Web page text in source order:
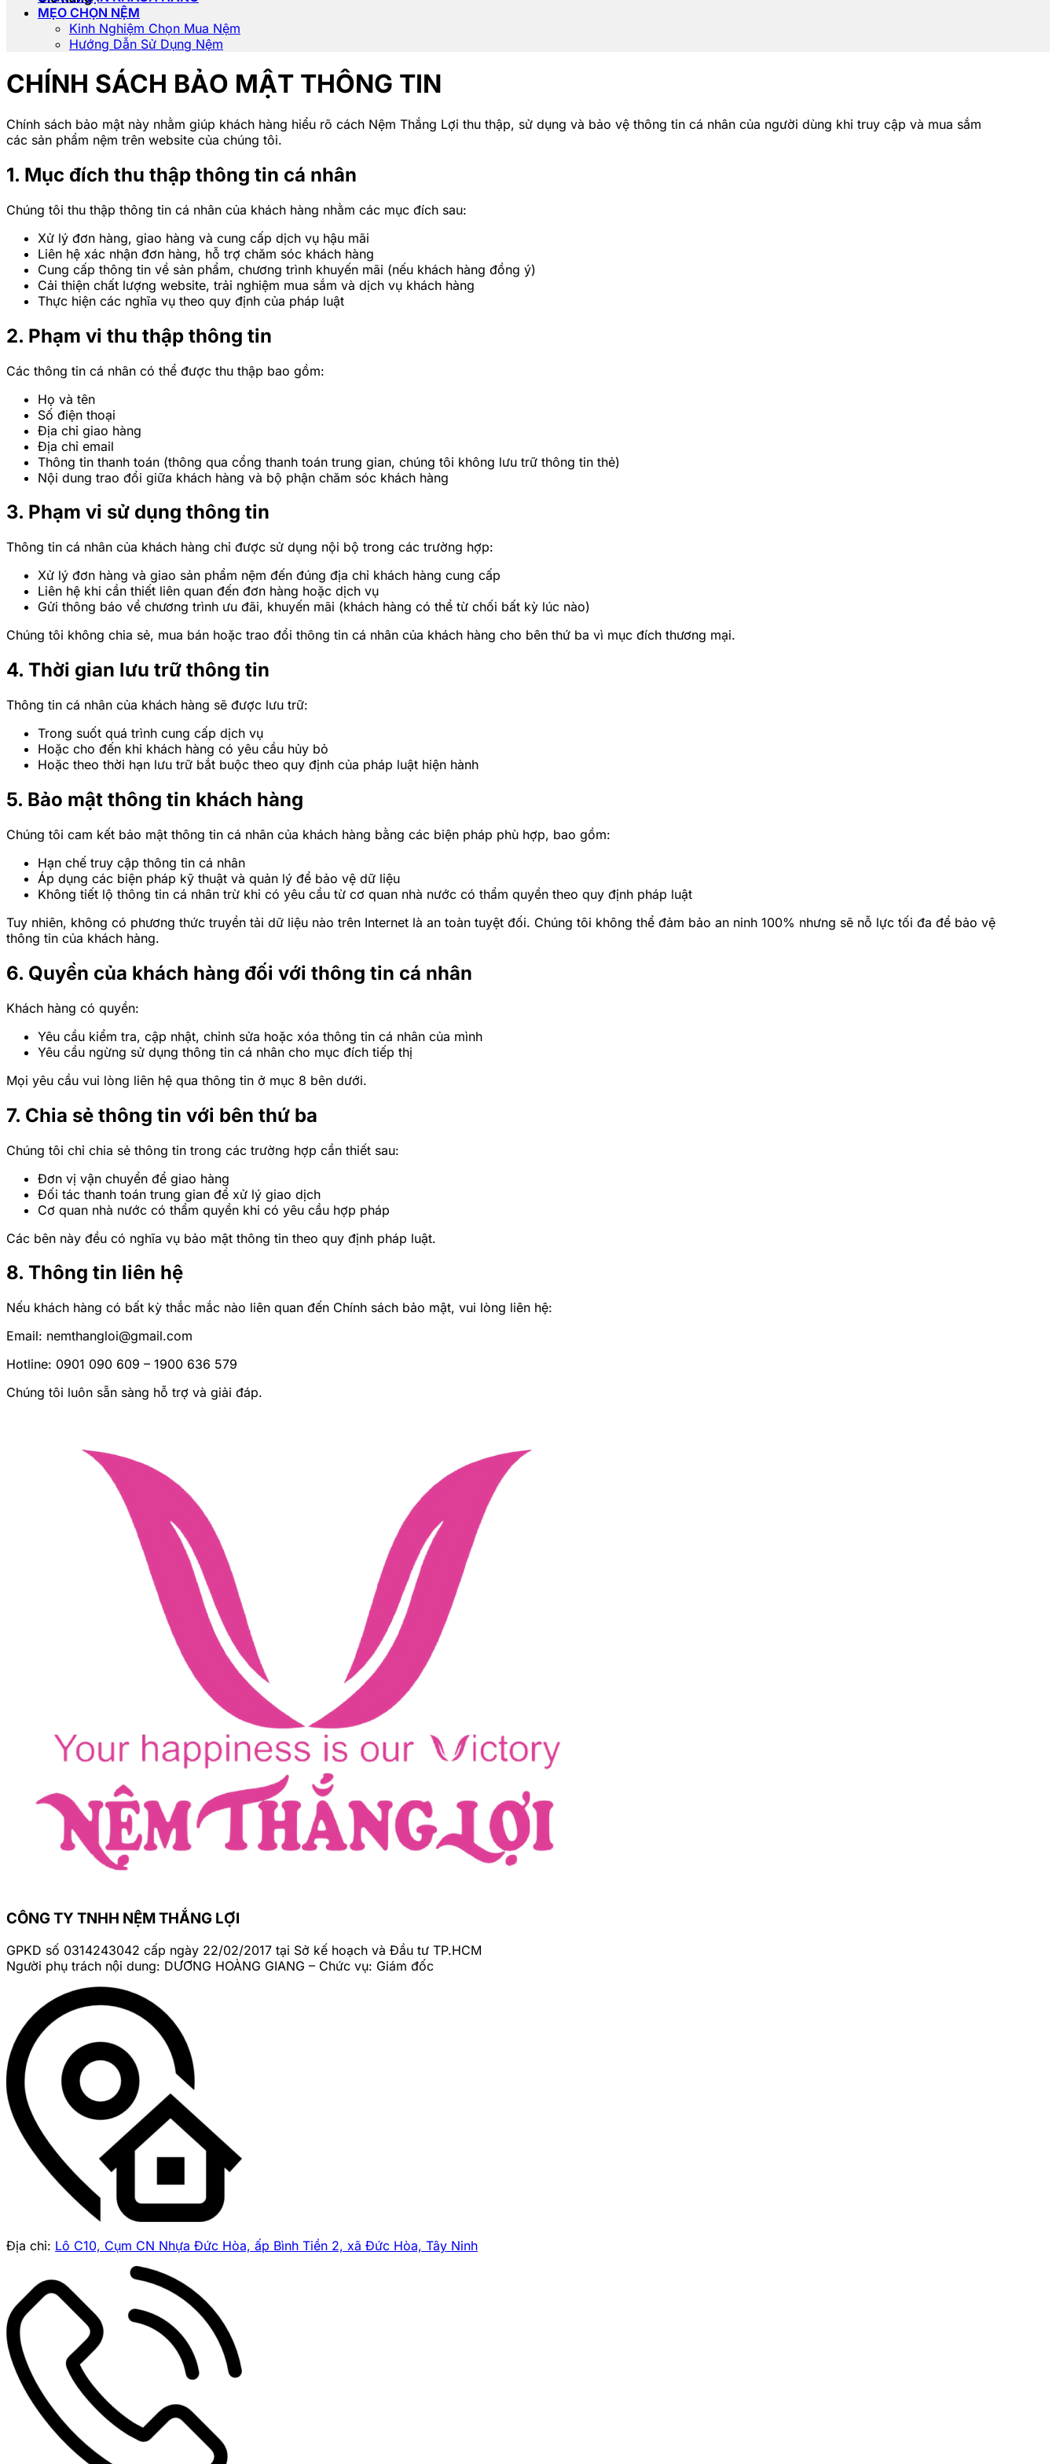
MẸO CHỌN NỆM
Kinh Nghiệm Chọn Mua Nệm
Hướng Dẫn Sử Dụng Nệm
CHÍNH SÁCH BẢO MẬT THÔNG TIN
Chính sách bảo mật này nhằm giúp khách hàng hiểu rõ cách Nệm Thắng Lợi thu thập, sử dụng và bảo vệ thông tin cá nhân của người dùng khi truy cập và mua sắm
các sản phẩm nệm trên website của chúng tôi.
1. Mục đích thu thập thông tin cá nhân
Chúng tôi thu thập thông tin cá nhân của khách hàng nhằm các mục đích sau:
Xử lý đơn hàng, giao hàng và cung cấp dịch vụ hậu mãi
Liên hệ xác nhận đơn hàng, hỗ trợ chăm sóc khách hàng
Cung cấp thông tin về sản phẩm, chương trình khuyến mãi (nếu khách hàng đồng ý)
Cải thiện chất lượng website, trải nghiệm mua sắm và dịch vụ khách hàng
Thực hiện các nghĩa vụ theo quy định của pháp luật
2. Phạm vi thu thập thông tin
Các thông tin cá nhân có thể được thu thập bao gồm:
Họ và tên
Số điện thoại
Địa chỉ giao hàng
Địa chỉ email
Thông tin thanh toán (thông qua cổng thanh toán trung gian, chúng tôi không lưu trữ thông tin thẻ)
Nội dung trao đổi giữa khách hàng và bộ phận chăm sóc khách hàng
3. Phạm vi sử dụng thông tin
Thông tin cá nhân của khách hàng chỉ được sử dụng nội bộ trong các trường hợp:
Xử lý đơn hàng và giao sản phẩm nệm đến đúng địa chỉ khách hàng cung cấp
Liên hệ khi cần thiết liên quan đến đơn hàng hoặc dịch vụ
Gửi thông báo về chương trình ưu đãi, khuyến mãi (khách hàng có thể từ chối bất kỳ lúc nào)
Chúng tôi không chia sẻ, mua bán hoặc trao đổi thông tin cá nhân của khách hàng cho bên thứ ba vì mục đích thương mại.
4. Thời gian lưu trữ thông tin
Thông tin cá nhân của khách hàng sẽ được lưu trữ:
Trong suốt quá trình cung cấp dịch vụ
Hoặc cho đến khi khách hàng có yêu cầu hủy bỏ
Hoặc theo thời hạn lưu trữ bắt buộc theo quy định của pháp luật hiện hành
5. Bảo mật thông tin khách hàng
Chúng tôi cam kết bảo mật thông tin cá nhân của khách hàng bằng các biện pháp phù hợp, bao gồm:
Hạn chế truy cập thông tin cá nhân
Áp dụng các biện pháp kỹ thuật và quản lý để bảo vệ dữ liệu
Không tiết lộ thông tin cá nhân trừ khi có yêu cầu từ cơ quan nhà nước có thẩm quyền theo quy định pháp luật
Tuy nhiên, không có phương thức truyền tải dữ liệu nào trên Internet là an toàn tuyệt đối. Chúng tôi không thể đảm bảo an ninh 100% nhưng sẽ nỗ lực tối đa để bảo vệ
thông tin của khách hàng.
6. Quyền của khách hàng đối với thông tin cá nhân
Khách hàng có quyền:
Yêu cầu kiểm tra, cập nhật, chỉnh sửa hoặc xóa thông tin cá nhân của mình
Yêu cầu ngừng sử dụng thông tin cá nhân cho mục đích tiếp thị
Mọi yêu cầu vui lòng liên hệ qua thông tin ở mục 8 bên dưới.
7. Chia sẻ thông tin với bên thứ ba
Chúng tôi chỉ chia sẻ thông tin trong các trường hợp cần thiết sau:
Đơn vị vận chuyển để giao hàng
Đối tác thanh toán trung gian để xử lý giao dịch
Cơ quan nhà nước có thẩm quyền khi có yêu cầu hợp pháp
Các bên này đều có nghĩa vụ bảo mật thông tin theo quy định pháp luật.
8. Thông tin liên hệ
Nếu khách hàng có bất kỳ thắc mắc nào liên quan đến Chính sách bảo mật, vui lòng liên hệ:
Email: nemthangloi@gmail.com
Hotline: 0901 090 609 – 1900 636 579
Chúng tôi luôn sẵn sàng hỗ trợ và giải đáp.
CÔNG TY TNHH NỆM THẮNG LỢI
GPKD số 0314243042 cấp ngày 22/02/2017 tại Sở kế hoạch và Đầu tư TP.HCM
Người phụ trách nội dung: DƯƠNG HOÀNG GIANG – Chức vụ: Giám đốc
Địa chỉ: Lô C10, Cụm CN Nhựa Đức Hòa, ấp Bình Tiền 2, xã Đức Hòa, Tây Ninh